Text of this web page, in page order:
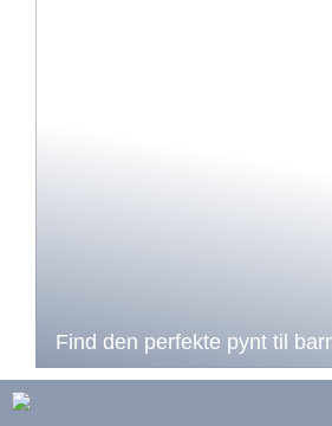
Find den perfekte pynt til